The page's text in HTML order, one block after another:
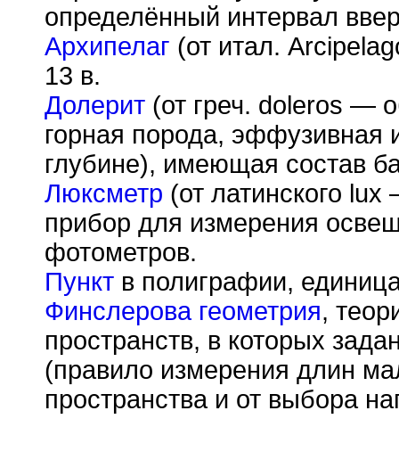
определённый интервал
Архипелаг (от итал.
13 в.
Долерит (от греч. doleros —
горная порода, эффузивная
глубине), имеющая состав
Люксметр (от латинского
прибор для измерения
фотометров.
Пункт в полиграфии,
Финслерова геометрия,
пространств, в которых
(правило измерения длин
пространства и от выбора